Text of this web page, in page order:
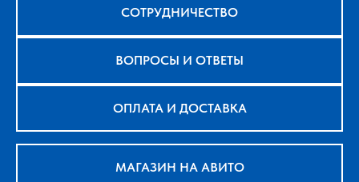
СОТРУДНИЧЕСТВО
ВОПРОСЫ И ОТВЕТЫ
ОПЛАТА И ДОСТАВКА
МАГАЗИН НА АВИТО